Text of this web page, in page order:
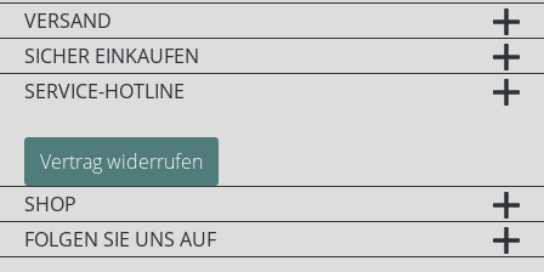
VERSAND
SICHER EINKAUFEN
SERVICE-HOTLINE
Vertrag widerrufen
SHOP
FOLGEN SIE UNS AUF